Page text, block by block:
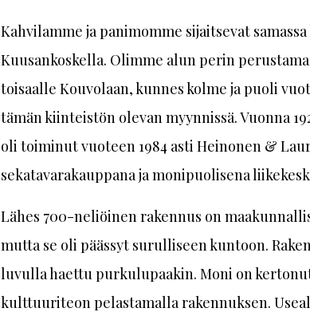
Kahvilamme ja panimomme sijaitsevat
Kuusankoskella. Olimme alun perin
toisaalle Kouvolaan, kunnes kolme ja puoli
tämän kiinteistön olevan myynnissä. Vuonna
oli toiminut vuoteen 1984 asti Heinonen &
sekatavarakauppana ja monipuolisena
Lähes 700-neliöinen rakennus on
mutta se oli päässyt surulliseen kuntoon.
luvulla haettu purkulupaakin. Moni on
kulttuuriteon pelastamalla rakennuksen.